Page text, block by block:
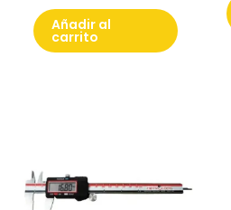
Añadir al
carrito